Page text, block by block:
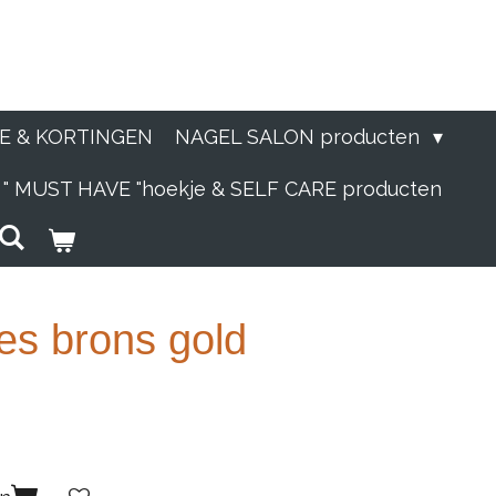
& KORTINGEN NAGEL SALON producten
" MUST HAVE "hoekje & SELF CARE producten
brons gold